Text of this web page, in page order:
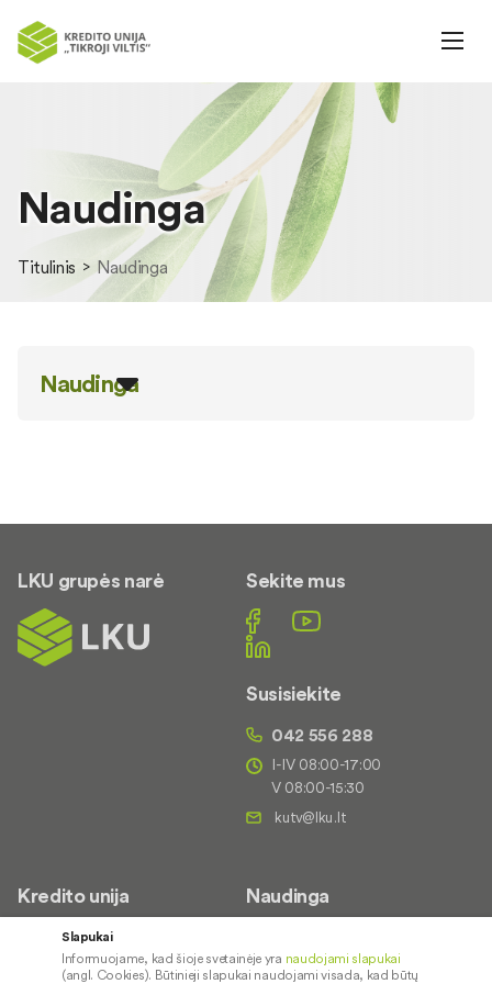
Naudinga
Titulinis Naudinga
Naudinga
LKU grupės narė Sekite mus
Susisiekite
042 556 288
I-IV 08:00-17:00
V 08:00-15:30
Kredito unija
Apie mus
Kontaktai
Naudinga
Palūkanų normos
Slapukai
Informuojame, kad šioje svetainėje yra naudojami slapukai
(angl. Cookies). Būtinieji slapukai naudojami visada, kad būtų